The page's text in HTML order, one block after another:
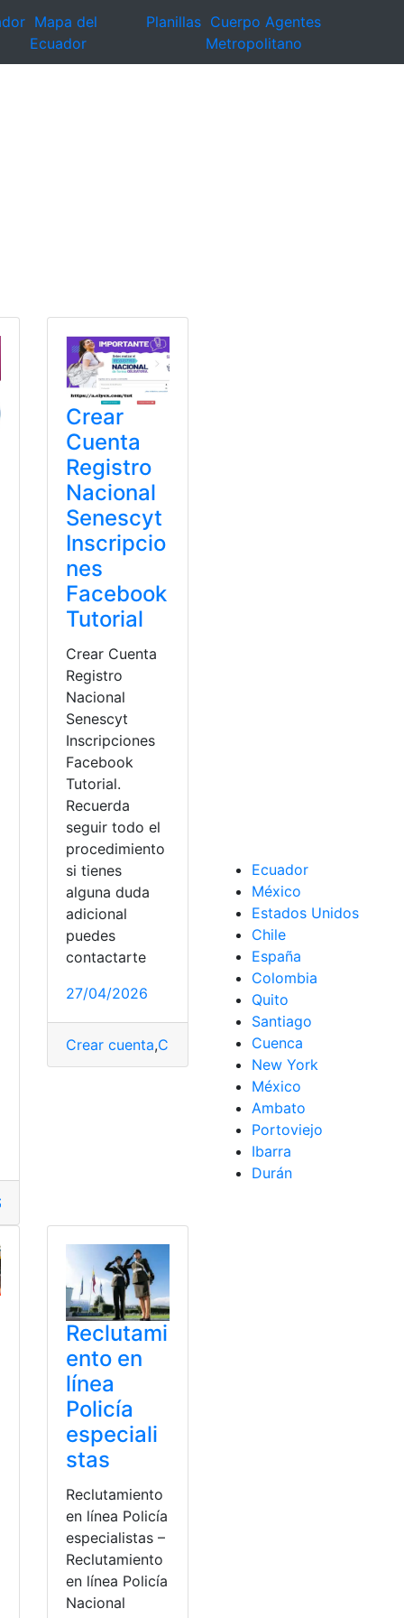
Mapa del
Ecuador
Planillas Cuerpo Agentes
Metropolitano
Registro Único top1,Transformar
de grado,Examen de Ingreso SENESCYT,Ser Bachiller
Examen de grado Examen de Ingreso Herramientas
Crear
Cuenta
Registro
Nacional
Senescyt
Inscripcio
nes
Facebook
Tutorial
Crear Cuenta
Registro
Nacional
Senescyt
Inscripciones
Facebook
Tutorial.
Recuerda
seguir todo el
procedimiento
si tienes
alguna duda
adicional
puedes
contactarte
27/04/2026
Crear cuenta,Cuentas Examen,Examen de
Reclutami
ento en
línea
Policía
especiali
stas
Reclutamiento
en línea Policía
especialistas –
Reclutamiento
en línea Policía
Nacional
Ecuador
México
Estados Unidos
Chile
España
Colombia
Quito
Santiago
Cuenca
New York
México
Ambato
Portoviejo
Ibarra
Durán